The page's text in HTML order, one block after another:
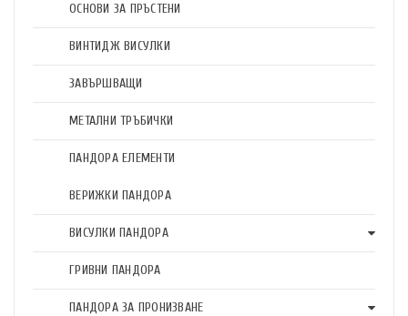
ОСНОВИ ЗА ПРЪСТЕНИ
ВИНТИДЖ ВИСУЛКИ
ЗАВЪРШВАЩИ
МЕТАЛНИ ТРЪБИЧКИ
ПАНДОРА ЕЛЕМЕНТИ
ВЕРИЖКИ ПАНДОРА
ВИСУЛКИ ПАНДОРА
ГРИВНИ ПАНДОРА
ПАНДОРА ЗА ПРОНИЗВАНЕ